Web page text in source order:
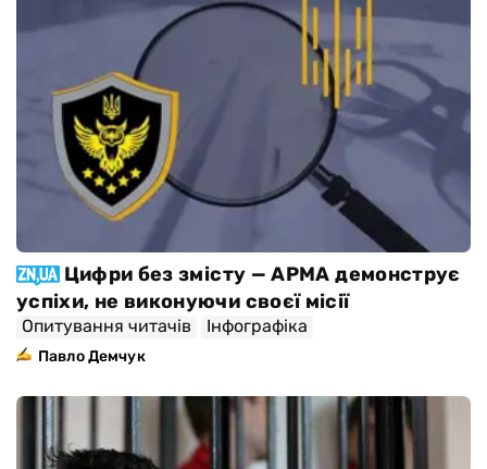
Цифри без змісту — АРМА демонструє
успіхи, не виконуючи своєї місії
Опитування читачів Інфографіка
Павло Демчук